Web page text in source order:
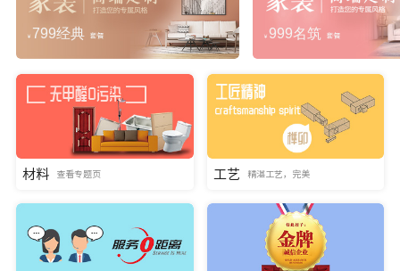
￥ 799经典 套餐 ￥ 999名筑 套餐
材料 查看专题页 工艺 精湛工艺，完美